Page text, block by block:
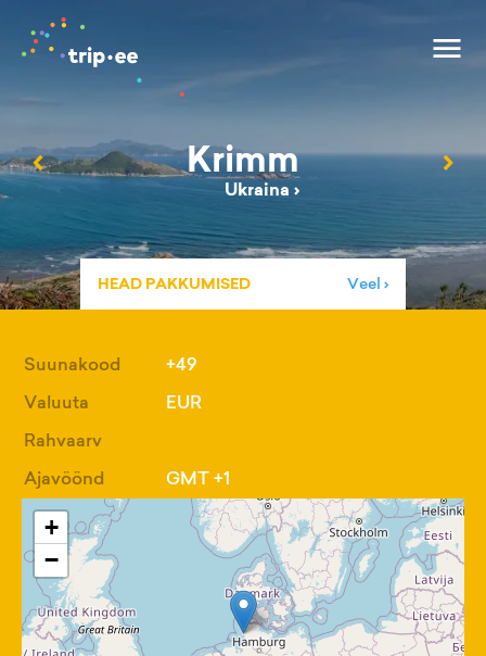
‹ Krimm
Ukraina ›
›
HEAD PAKKUMISED Veel ›
Suunakood
+49
Valuuta
EUR
Rahvaarv
Ajavöönd
GMT +1
+
−